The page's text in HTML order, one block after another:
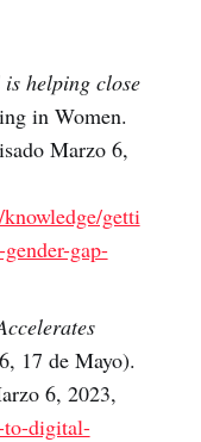
helping close
in Women.
Marzo 6,
getti
gap-
17 de Mayo).
6, 2023,
to-digital-